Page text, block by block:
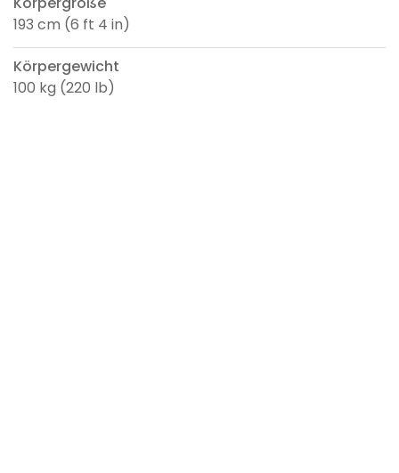
193 cm (6 ft 4 in)
Körpergewicht
100 kg (220 lb)